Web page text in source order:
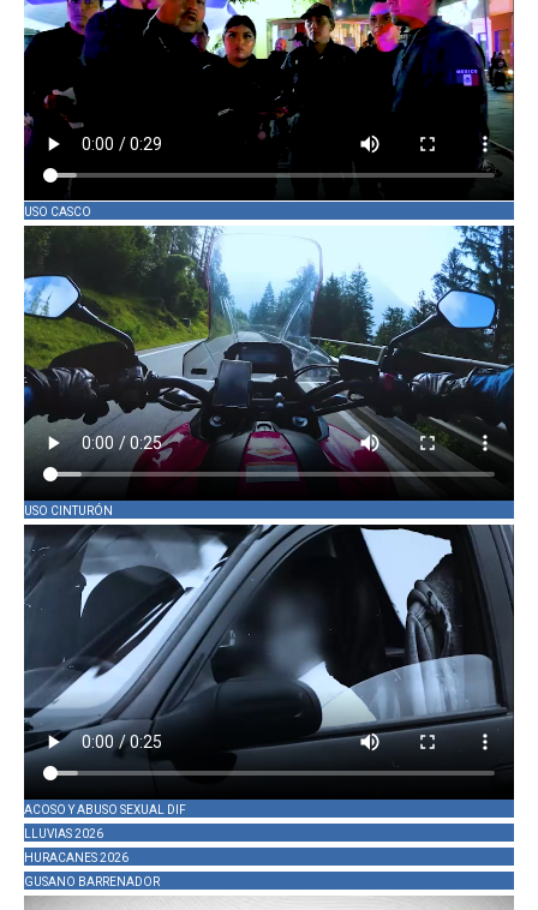
USO CASCO
USO CINTURÓN
ACOSO Y ABUSO SEXUAL DIF
LLUVIAS 2026
HURACANES 2026
GUSANO BARRENADOR